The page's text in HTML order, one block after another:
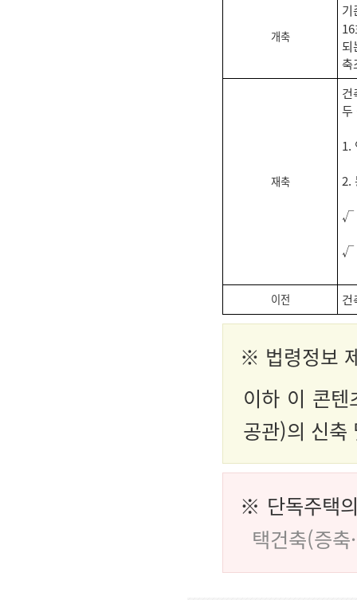
개축
기
축
재축
두
1.
2.
√
√
이전 건
※ 법령정보
이하 이 콘텐
공관)의 신축
※ 단독주택
택건축(증축